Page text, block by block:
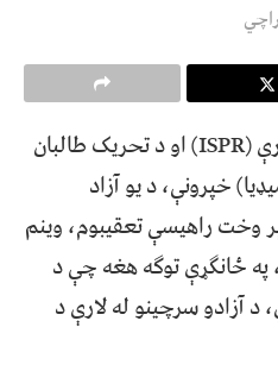
زه د پاکستاني پوځ ویاندې ادارې (ISPR) او د تحریک طالبان
خپرونې، د یو آزاد
وخت راهیسې تعقیبوم، وينم
په ځانګړې توګه هغه چې د
د آزادو سرچینو له لارې د